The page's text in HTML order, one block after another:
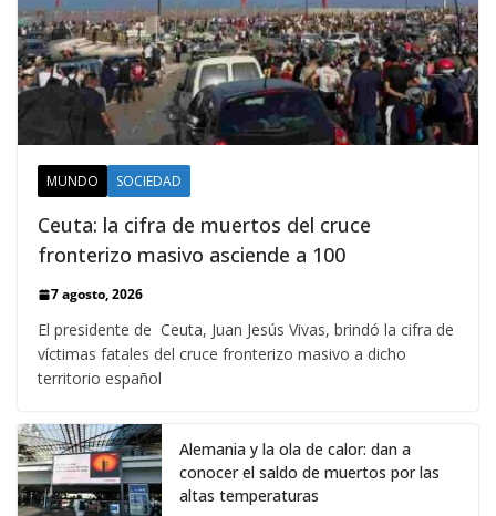
MUNDO SOCIEDAD
Ceuta: la cifra de muertos del cruce
fronterizo masivo asciende a 100
7 agosto, 2026
El presidente de Ceuta, Juan Jesús Vivas, brindó la cifra de
víctimas fatales del cruce fronterizo masivo a dicho
territorio español
Alemania y la ola de calor: dan a
conocer el saldo de muertos por las
altas temperaturas